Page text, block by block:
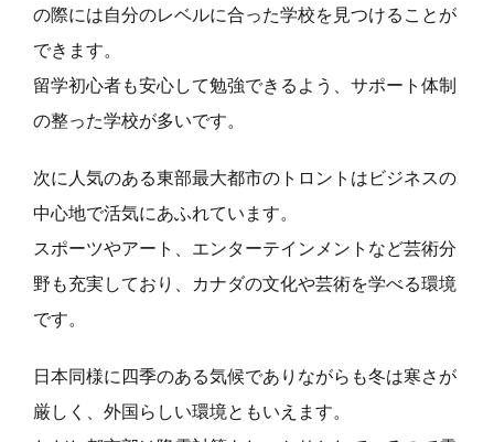
の際には自分のレベルに合った学校を見つけることが
できます。
留学初心者も安心して勉強できるよう、サポート体制
の整った学校が多いです。
次に人気のある東部最大都市のトロントはビジネスの
中心地で活気にあふれています。
スポーツやアート、エンターテインメントなど芸術分
野も充実しており、カナダの文化や芸術を学べる環境
です。
日本同様に四季のある気候でありながらも冬は寒さが
厳しく、外国らしい環境ともいえます。